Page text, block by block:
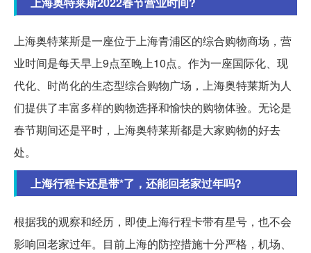
上海奥特莱斯是一座位于上海青浦区的综合购物商场，营
业时间是每天早上9点至晚上10点。作为一座国际化、现
代化、时尚化的生态型综合购物广场，上海奥特莱斯为人
们提供了丰富多样的购物选择和愉快的购物体验。无论是
春节期间还是平时，上海奥特莱斯都是大家购物的好去
处。
上海行程卡还是带*了，还能回老家过年吗?
根据我的观察和经历，即使上海行程卡带有星号，也不会
影响回老家过年。目前上海的防控措施十分严格，机场、